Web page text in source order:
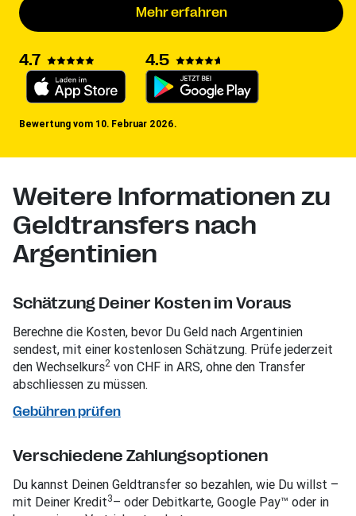
Mehr erfahren
4.7 4.5
Bewertung vom 10. Februar 2026.
Weitere Informationen zu
Geldtransfers nach
Argentinien
Schätzung Deiner Kosten im Voraus
Berechne die Kosten, bevor Du Geld nach Argentinien
sendest, mit einer kostenlosen Schätzung. Prüfe jederzeit
den Wechselkurs2 von CHF in ARS, ohne den Transfer
abschliessen zu müssen.
Gebühren prüfen
Verschiedene Zahlungsoptionen
Du kannst Deinen Geldtransfer so bezahlen, wie Du willst –
mit Deiner Kredit3– oder Debitkarte, Google Pay™ oder in